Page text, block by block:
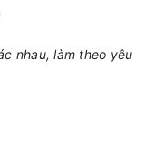
nhau, làm theo yêu